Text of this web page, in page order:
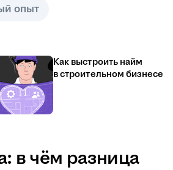
опыт
Как выстроить найм
в строительном бизнесе
в чём разница